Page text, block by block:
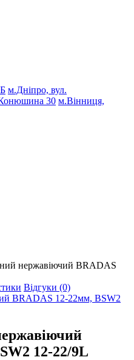
м.Дніпро, вул.
30 м.Вінниця,
нержавіючий BRADAS
Відгуки (0)
12-22/9L